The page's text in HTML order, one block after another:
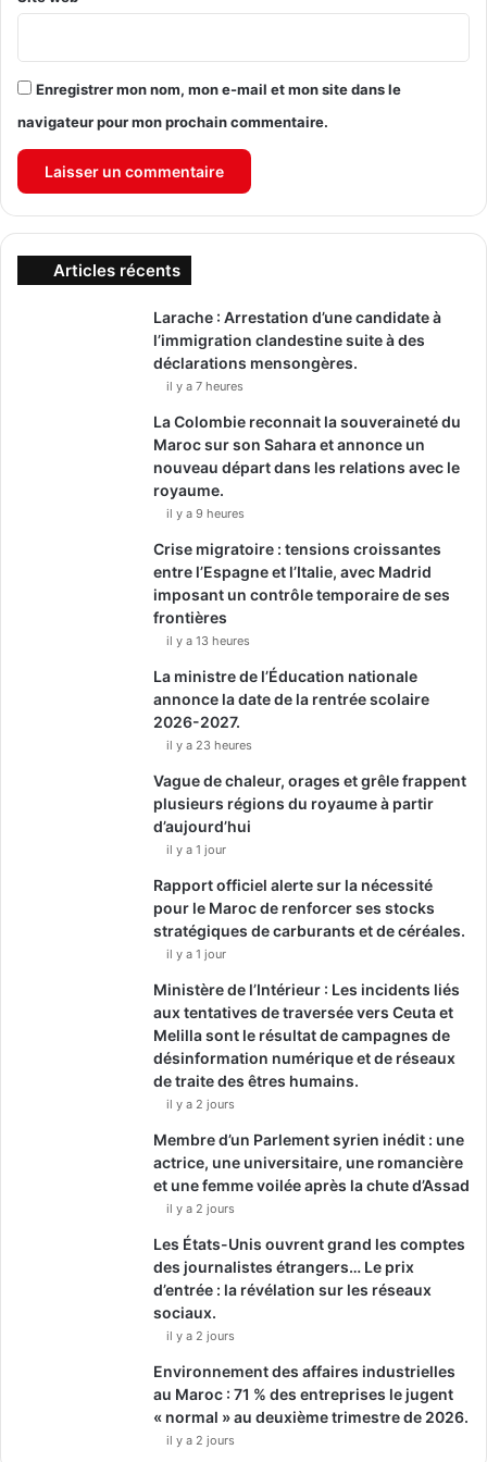
Enregistrer mon nom, mon e-mail et mon site dans le
navigateur pour mon prochain commentaire.
Articles récents
Larache : Arrestation d’une candidate à
l’immigration clandestine suite à des
déclarations mensongères.
il y a 7 heures
La Colombie reconnait la souveraineté du
Maroc sur son Sahara et annonce un
nouveau départ dans les relations avec le
royaume.
il y a 9 heures
Crise migratoire : tensions croissantes
entre l’Espagne et l’Italie, avec Madrid
imposant un contrôle temporaire de ses
frontières
il y a 13 heures
La ministre de l’Éducation nationale
annonce la date de la rentrée scolaire
2026-2027.
il y a 23 heures
Vague de chaleur, orages et grêle frappent
plusieurs régions du royaume à partir
d’aujourd’hui
il y a 1 jour
Rapport officiel alerte sur la nécessité
pour le Maroc de renforcer ses stocks
stratégiques de carburants et de céréales.
il y a 1 jour
Ministère de l’Intérieur : Les incidents liés
aux tentatives de traversée vers Ceuta et
Melilla sont le résultat de campagnes de
désinformation numérique et de réseaux
de traite des êtres humains.
il y a 2 jours
Membre d’un Parlement syrien inédit : une
actrice, une universitaire, une romancière
et une femme voilée après la chute d’Assad
il y a 2 jours
Les États-Unis ouvrent grand les comptes
des journalistes étrangers… Le prix
d’entrée : la révélation sur les réseaux
sociaux.
il y a 2 jours
Environnement des affaires industrielles
au Maroc : 71 % des entreprises le jugent
« normal » au deuxième trimestre de 2026.
il y a 2 jours